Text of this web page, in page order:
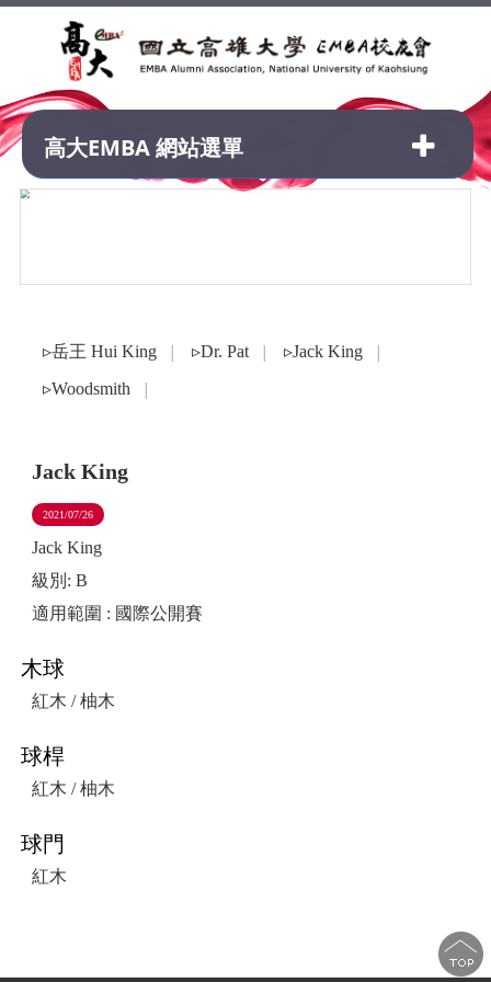
高大EMBA 網站選單
▹岳王 Hui King ▹Dr. Pat ▹Jack King
▹Woodsmith
Jack King
2021/07/26
Jack King
級別: B
適用範圍 : 國際公開賽
木球
紅木 / 柚木
球桿
紅木 / 柚木
球門
紅木